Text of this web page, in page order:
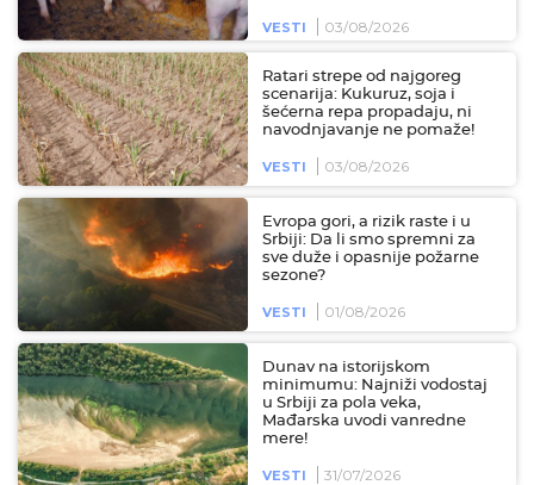
VESTI 03/08/2026
Ratari strepe od najgoreg
scenarija: Kukuruz, soja i
šećerna repa propadaju, ni
navodnjavanje ne pomaže!
VESTI 03/08/2026
Evropa gori, a rizik raste i u
Srbiji: Da li smo spremni za
sve duže i opasnije požarne
sezone?
VESTI 01/08/2026
Dunav na istorijskom
minimumu: Najniži vodostaj
u Srbiji za pola veka,
Mađarska uvodi vanredne
mere!
VESTI 31/07/2026